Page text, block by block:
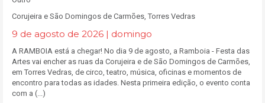
Corujeira e São Domingos de Carmões, Torres Vedras
9 de agosto de 2026 | domingo
A RAMBOIA está a chegar! No dia 9 de agosto, a Ramboia - Festa das
Artes vai encher as ruas da Corujeira e de São Domingos de Carmões,
em Torres Vedras, de circo, teatro, música, oficinas e momentos de
encontro para todas as idades. Nesta primeira edição, o evento conta
com a (...)